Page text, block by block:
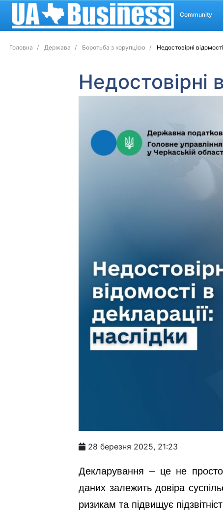
Community
Головна Держава Боротьба з корупцією Недостовірні
Недостовірні
28 березня 2025, 21:23
Декларування – це не
даних залежить довіра
ризикам та підвищує